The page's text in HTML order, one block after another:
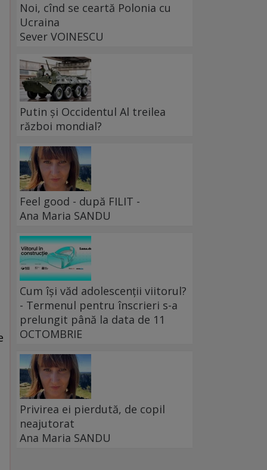
Noi, cînd se ceartă Polonia cu
Ucraina
Sever VOINESCU
Putin și Occidentul Al treilea
război mondial?
Feel good - după FILIT -
Ana Maria SANDU
Cum își văd adolescenții viitorul?
- Termenul pentru înscrieri s-a
prelungit până la data de 11
OCTOMBRIE
Privirea ei pierdută, de copil
neajutorat
Ana Maria SANDU